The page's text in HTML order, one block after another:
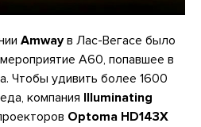
Amwayв Лас-Вегасе было
A60, попавшее в
Чтобы удивить более 1600
компания Illuminating
Optoma HD143X